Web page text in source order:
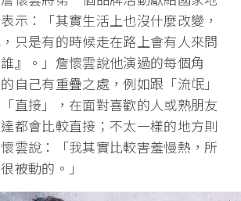
示：「其實生活上也沒什麼改變，
只是有的時候走在路上會有人來問
』。」詹懷雲說他演過的每個角
自己有重疊之處，例如跟「流氓」
直接」，在面對喜歡的人或熟朋友
都會比較直接；不太一樣的地方則
雲說：「我其實比較害羞慢熱，所
被動的。」